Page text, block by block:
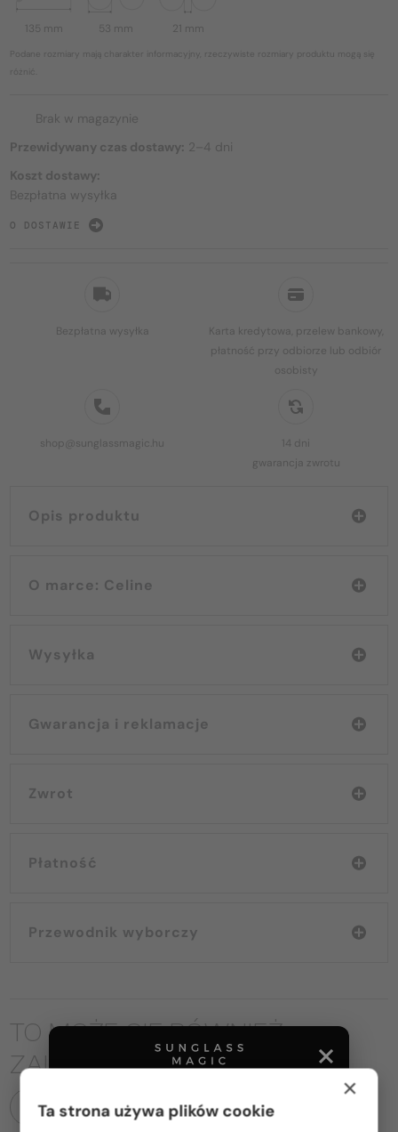
Bezpłatna wysyłka
Karta kredytowa, przelew bankowy,
płatność przy odbiorze lub odbiór
osobisty
shop@sunglassmagic.hu
14 dni
gwarancja zwrotu
Opis produktu
O marce: Celine
Wysyłka
Gwarancja i reklamacje
Zwrot
Płatność
Przewodnik wyborczy
135 mm 53 mm 21 mm
Podane rozmiary mają charakter informacyjny, rzeczywiste rozmiary produktu mogą się
różnić.
Brak w magazynie
Przewidywany czas dostawy: 2–4 dni
Koszt dostawy:
Bezpłatna wysyłka
O DOSTAWIE
TO MOŻE CIĘ RÓWNIEŻ
ZAINTERESOWAĆ
WSZYSTKIE PRODUKTY
×
Ta strona używa plików cookie